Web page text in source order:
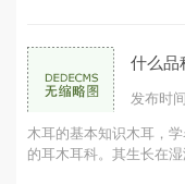
什么品
发布时
木耳的基本知识木耳，
的耳木耳科。其生长在